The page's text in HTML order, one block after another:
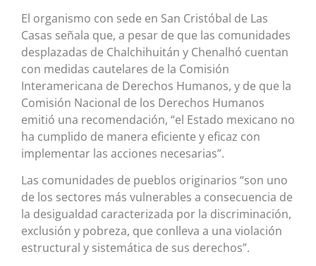
El organismo con sede en San Cristóbal de Las
Casas señala que, a pesar de que las comunidades
desplazadas de Chalchihuitán y Chenalhó cuentan
con medidas cautelares de la Comisión
Interamericana de Derechos Humanos, y de que la
Comisión Nacional de los Derechos Humanos
emitió una recomendación, “el Estado mexicano no
ha cumplido de manera eficiente y eficaz con
implementar las acciones necesarias”.
Las comunidades de pueblos originarios “son uno
de los sectores más vulnerables a consecuencia de
la desigualdad caracterizada por la discriminación,
exclusión y pobreza, que conlleva a una violación
estructural y sistemática de sus derechos”.